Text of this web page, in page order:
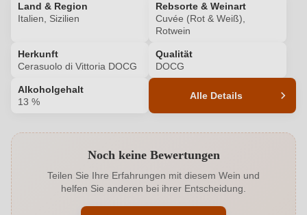
Land & Region
Italien, Sizilien
Rebsorte & Weinart
Cuvée (Rot & Weiß),
Rotwein
Herkunft
Cerasuolo di Vittoria DOCG
Qualität
DOCG
Alkoholgehalt
13 %
Alle Details
Alkoholgehalt in % 13 %
Allergene Enthält Sulfite
Noch keine Bewertungen
Teilen Sie Ihre Erfahrungen mit diesem Wein und
helfen Sie anderen bei ihrer Entscheidung.